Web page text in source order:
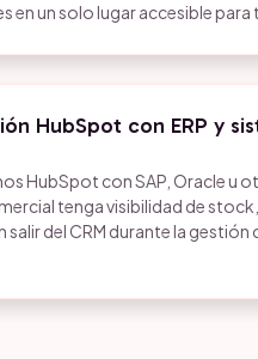
en un solo lugar accesible para
HubSpot con ERP y
HubSpot con SAP, Oracle u
tenga visibilidad de
salir del CRM durante la gestión